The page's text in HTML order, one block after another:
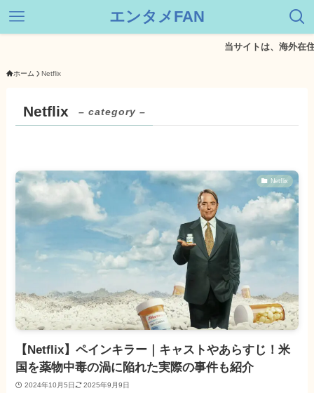
エンタメFAN
当サイトは、海外在住
ホーム Netflix
Netflix – category –
Netflix
【Netflix】ペインキラー｜キャストやあらすじ！米
国を薬物中毒の渦に陥れた実際の事件も紹介
2024年10月5日 2025年9月9日